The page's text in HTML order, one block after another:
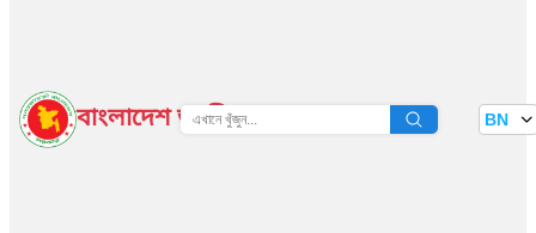
বাংলাদেশ জাতীয় তথ্য বাতায়ন BN